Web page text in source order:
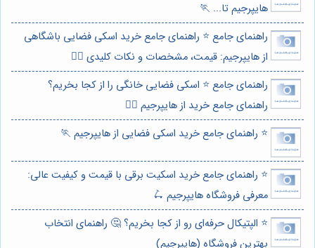
هایپرجیم تا... 🏃
راهنمای جامع ⭐️ راهنمای جامع خرید اسکی فضایی باشگاهی
از هایپرجیم: قیمت، مشخصات و نکات کلیدی 🏋️‍♂️
راهنمای جامع ⭐️ اسکی فضایی خانگی را از کجا بخریم؟
راهنمای جامع خرید از هایپرجیم 🏃‍♀️
⭐️ راهنمای جامع خرید اسکی فضایی از هایپرجیم 🏃
⭐️ راهنمای جامع خرید اسکیت برقی با قیمت و کیفیت عالی:
معرفی فروشگاه هایپرجیم 🛴
⭐️ الپتیکال حرفه‌ای رو از کجا بخریم؟ 🤔 راهنمای انتخاب
بهترین فروشگاه (هایپرجیم)